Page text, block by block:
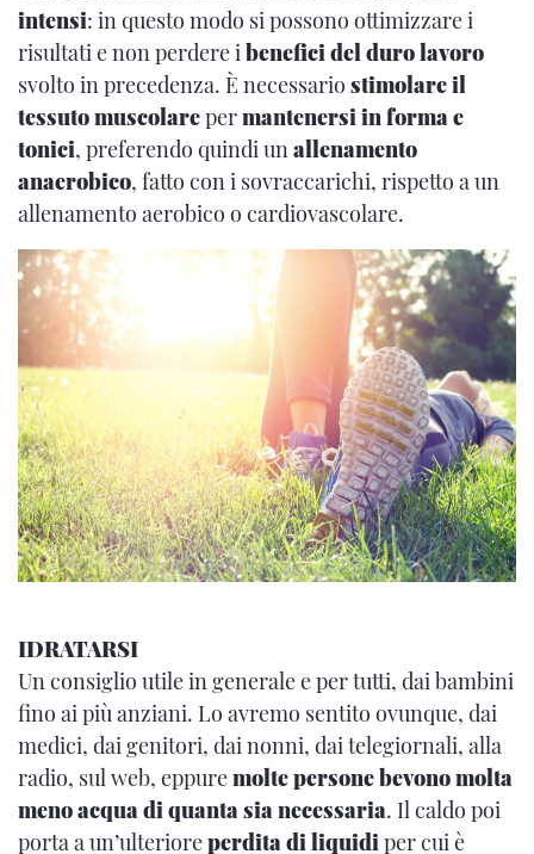
intensi: in questo modo si possono ottimizzare i
risultati e non perdere ibenefici del duro lavoro
svolto in precedenza. È necessario stimolare il
tessuto muscolarepermantenersi in forma e
tonici, preferendo quindi unallenamento
anaerobico, fatto con i sovraccarichi, rispetto a un
allenamento aerobico o cardiovascolare.
IDRATARSI
Un consiglio utile in generale e per tutti, dai bambini
fino ai più anziani. Lo avremo sentito ovunque, dai
medici, dai genitori, dai nonni, dai telegiornali, alla
radio, sul web, eppuremolte persone bevono molta
meno acqua di quanta sia necessaria. Il caldo poi
porta a un’ulterioreperdita di liquidiper cui è